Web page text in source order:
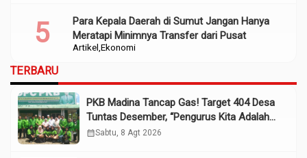
Artikel Ekonomi
Para Kepala Daerah di Sumut Jangan Hanya
Meratapi Minimnya Transfer dari Pusat
TERBARU
PKB Madina Tancap Gas! Target 404 Desa
Tuntas Desember, “Pengurus Kita Adalah
Tokoh”
calendar_monthSabtu, 8 Agt 2026